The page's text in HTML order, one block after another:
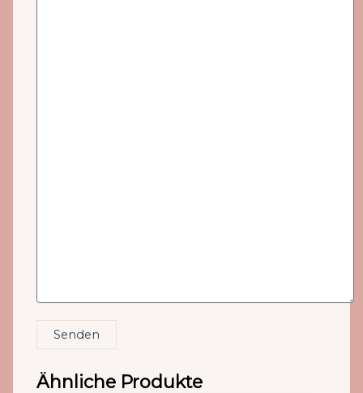
Senden
Ähnliche Produkte